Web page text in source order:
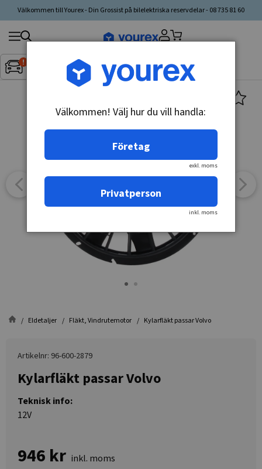
Välkommen till Yourex - Din Grossist på bilelektriska reservdelar - 08 735 81 60
Inget fordon valt▼
Sök
produkt,
tillverkare,
Eldetaljer Fläkt, Vindrutemotor Kylarfläkt passar Volvo
Artikelnr: 96-600-2879
Kylarfläkt passar Volvo
Teknisk info:
12V
946 kr inkl. moms
Välkommen! Välj hur du vill handla:
Företag
exkl. moms
Privatperson
inkl. moms